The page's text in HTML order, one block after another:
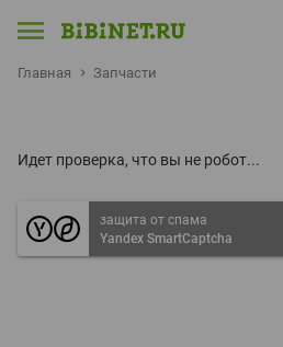
Главная Запчасти
Идет проверка, что вы не робот...
защита от спама
Yandex SmartCaptcha